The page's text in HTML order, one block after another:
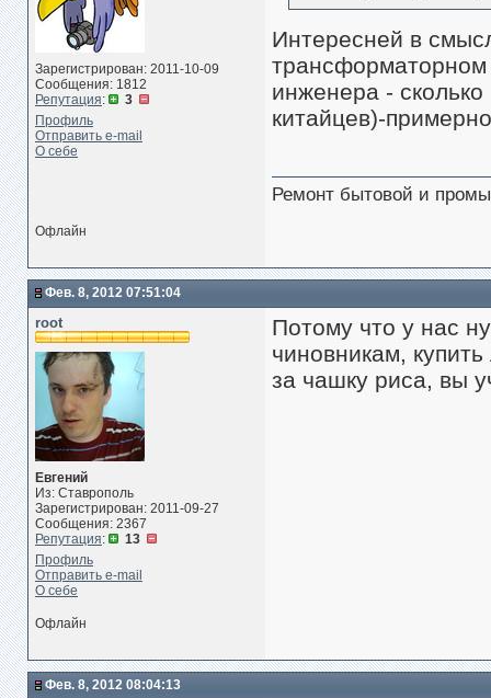
Зарегистрирован: 2011-10-09
Сообщения: 1812
Репутация:
3
Профиль
Отправить e-mail
О себе
Интересней в
инженера -
китайцев)-
Ремонт бытовой и
Офлайн
Фев. 8, 2012 07:51:04
root
Евгений
Из: Ставрополь
Зарегистрирован: 2011-09-27
Сообщения: 2367
Репутация:
13
Профиль
Отправить e-mail
О себе
Потому что у нас
чиновникам,
за чашку риса, вы
Офлайн
Фев. 8, 2012 08:04:13